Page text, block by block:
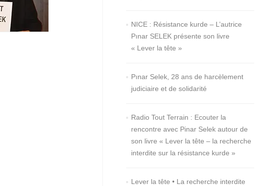
NICE : Résistance kurde – L’autrice
Pınar SELEK présente son livre
« Lever la tête »
Pınar Selek, 28 ans de harcèlement
judiciaire et de solidarité
Radio Tout Terrain : Ecouter la
rencontre avec Pinar Selek autour de
son livre « Lever la tête – la recherche
interdite sur la résistance kurde »
Lever la tête • La recherche interdite